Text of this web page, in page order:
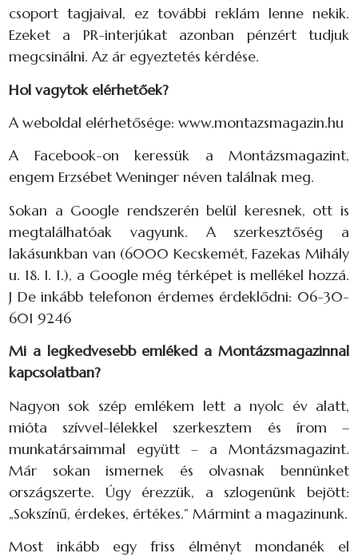
csoport tagjaival, ez további reklám lenne nekik.
Ezeket a PR-interjúkat azonban pénzért tudjuk
megcsinálni. Az ár egyeztetés kérdése.
Hol vagytok elérhetőek?
A weboldal elérhetősége: www.montazsmagazin.hu
A Facebook-on keressük a Montázsmagazint,
engem Erzsébet Weninger néven találnak meg.
Sokan a Google rendszerén belül keresnek, ott is
megtalálhatóak vagyunk. A szerkesztőség a
lakásunkban van (6000 Kecskemét, Fazekas Mihály
u. 18. I. 1.), a Google még térképet is mellékel hozzá.
J De inkább telefonon érdemes érdeklődni: 06-30-
601 9246
Mi a legkedvesebb emléked a Montázsmagazinnal
kapcsolatban?
Nagyon sok szép emlékem lett a nyolc év alatt,
mióta szívvel-lélekkel szerkesztem és írom –
munkatársaimmal együtt – a Montázsmagazint.
Már sokan ismernek és olvasnak bennünket
országszerte. Úgy érezzük, a szlogenünk bejött:
„Sokszínű, érdekes, értékes.” Mármint a magazinunk.
Most inkább egy friss élményt mondanék el